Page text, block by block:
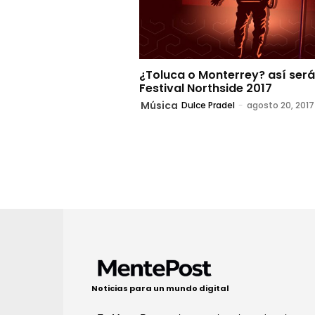
¿Toluca o Monterrey? así
Festival Northside 2017
Música Dulce Pradel - agosto 20, 2017
Noticias para un mundo digital